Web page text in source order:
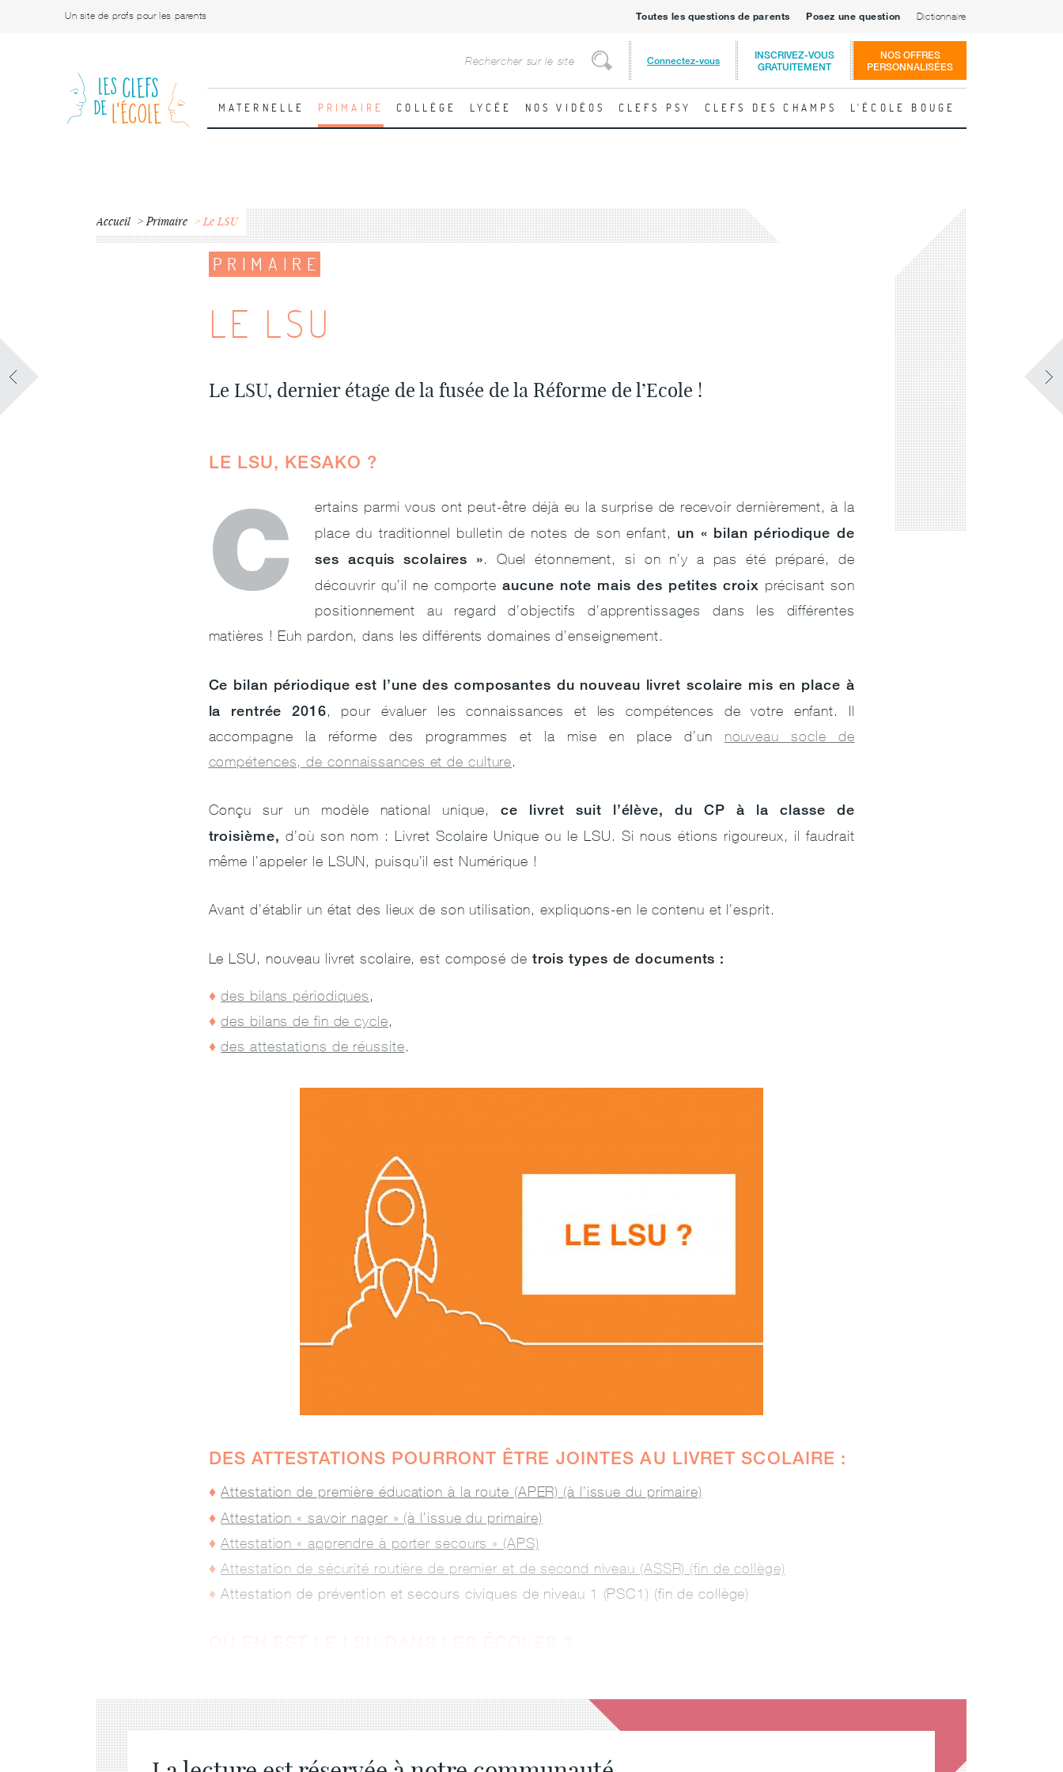
Un site de profs pour les parents Toutes les questions de parents Posez une question Dictionnaire
Rechercher
Connectez-vous
INSCRIVEZ-VOUS
GRATUITEMENT
NOS OFFRES
PERSONNALISÉES
MATERNELLE PRIMAIRE COLLÈGE LYCÉE NOS VIDÉOS CLEFS PSY CLEFS DES CHAMPS L'ÉCOLE BOUGE
Accueil Primaire Le LSU
PRIMAIRE
LE LSU
Le LSU, dernier étage de la fusée de la Réforme de l’Ecole !
LE LSU, KESAKO ?
C
ertains parmi vous ont peut-être déjà eu la surprise de recevoir dernièrement, à la
place du traditionnel bulletin de notes de son enfant, un « bilan périodique de
ses acquis scolaires ». Quel étonnement, si on n’y a pas été préparé, de
découvrir qu’il ne comporteaucune note mais des petites croix précisant son
positionnement au regard d’objectifs d’apprentissages dans les différentes
matières ! Euh pardon, dans les différents domaines d’enseignement.
Ce bilan périodique est l’une des composantes du nouveau livret scolaire mis en place à
la rentrée 2016, pour évaluer les connaissances et les compétences de votre enfant. Il
accompagne la réforme des programmes et la mise en place d’un nouveau socle de
compétences, de connaissances et de culture.
Conçu sur un modèle national unique,ce livret suit l’élève, du CP à la classe de
troisième, d’où son nom : Livret Scolaire Unique ou le LSU. Si nous étions rigoureux, il faudrait
même l’appeler le LSUN, puisqu’il est Numérique !
Avant d’établir un état des lieux de son utilisation, expliquons-en le contenu et l’esprit.
Le LSU, nouveau livret scolaire, est composé de trois types de documents :
des bilans périodiques,
des bilans de fin de cycle,
des attestations de réussite.
DES ATTESTATIONS POURRONT ÊTRE JOINTES AU LIVRET SCOLAIRE :
Attestation de première éducation à la route (APER) (à l’issue du primaire)
Attestation « savoir nager » (à l’issue du primaire)
Attestation « apprendre à porter secours » (APS)
Attestation de sécurité routière de premier et de second niveau (ASSR) (fin de collège)
Attestation de prévention et secours civiques de niveau 1 (PSC1) (fin de collège)